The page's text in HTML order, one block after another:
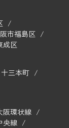
市福島区
成区
十三本町
阪環状線
央線